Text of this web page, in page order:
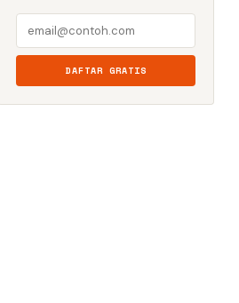
DAFTAR GRATIS